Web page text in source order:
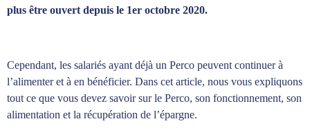
plus être ouvert depuis le 1er octobre 2020.
Cependant, les salariés ayant déjà un Perco peuvent continuer à
l’alimenter et à en bénéficier. Dans cet article, nous vous expliquons
tout ce que vous devez savoir sur le Perco, son fonctionnement, son
alimentation et la récupération de l’épargne.